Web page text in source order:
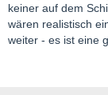
keiner auf dem
wären realistisch
weiter - es ist eine